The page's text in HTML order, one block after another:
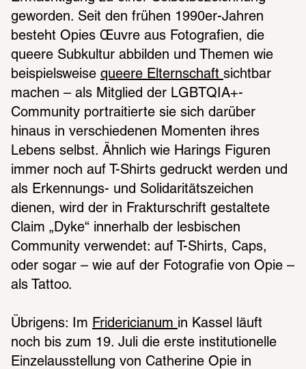
geworden. Seit den frühen 1990er-Jahren
besteht Opies Œuvre aus Fotografien, die
queere Subkultur abbilden und Themen wie
beispielsweise queere Elternschaft sichtbar
machen – als Mitglied der LGBTQIA+-
Community portraitierte sie sich darüber
hinaus in verschiedenen Momenten ihres
Lebens selbst. Ähnlich wie Harings Figuren
immer noch auf T-Shirts gedruckt werden und
als Erkennungs- und Solidaritätszeichen
dienen, wird der in Frakturschrift gestaltete
Claim „Dyke“ innerhalb der lesbischen
Community verwendet: auf T-Shirts, Caps,
oder sogar – wie auf der Fotografie von Opie –
als Tattoo.
Übrigens: Im Fridericianum in Kassel läuft
noch bis zum 19. Juli die erste institutionelle
Einzelausstellung von Catherine Opie in